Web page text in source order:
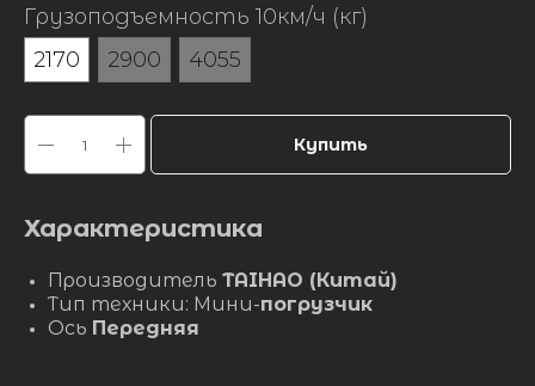
Грузоподъемность 10км/ч (кг)
2170
2900 4055
Купить
Характеристика
Производитель TAIHAO (Китай)
Тип техники: Мини-погрузчик
Ось Передняя